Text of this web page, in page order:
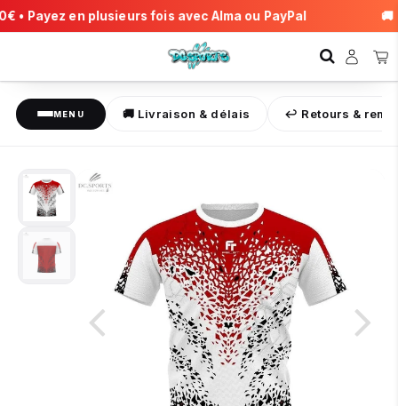
MENU 🚚 Livraison & délais ↩️ Retours &
Payez en plusieurs fois avec Alma ou PayPal 🚚